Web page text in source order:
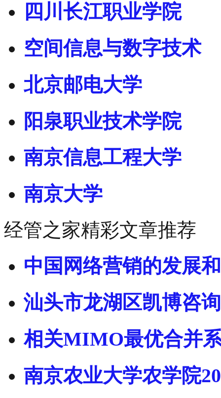
四川长江职业学院
空间信息与数字技术
北京邮电大学
阳泉职业技术学院
南京信息工程大学
南京大学
经管之家精彩文章推荐
中国网络营销的发展
汕头市龙湖区凯博咨
相关MIMO最优合并
南京农业大学农学院